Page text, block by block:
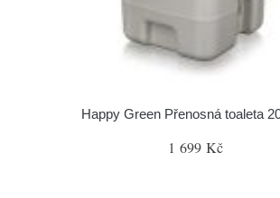
Happy Green Přenosná toaleta
1 699 Kč